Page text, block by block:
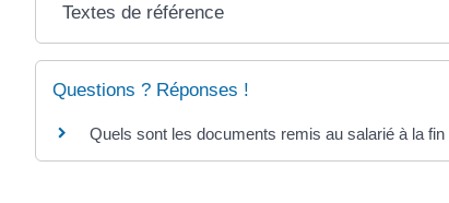
Textes de référence
Questions ? Réponses !
Quels sont les documents remis au salarié à la